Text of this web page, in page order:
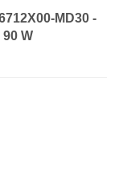
MD30 -
W